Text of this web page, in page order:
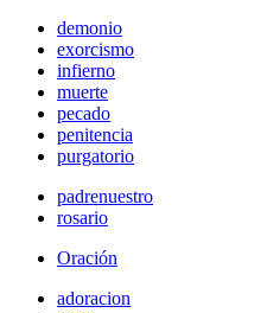
demonio
exorcismo
infierno
muerte
pecado
penitencia
purgatorio
padrenuestro
rosario
Oración
adoracion